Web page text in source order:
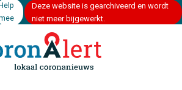
Help
Deze website is gearchiveerd en wordt
niet meer bijgewerkt.